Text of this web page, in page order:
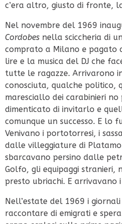
c’era altro, giusto di fronte,
Nel novembre del 1969
Cordobes nella sciccheria di
comprato a Milano e pagato
lire e la musica del DJ che
tutte le ragazze. Arrivarono
conosciuta, qualche politico,
maresciallo dei carabinieri no
dimenticato di invitarlo e
comunque un successo. E lo
Venivano i portotorresi, i
dalle villeggiature di
sbarcavano persino dalle
Golfo, gli equipaggi stranieri,
presto ubriachi. E arrivavano
Nell’estate del 1969 i
raccontare di emigrati e